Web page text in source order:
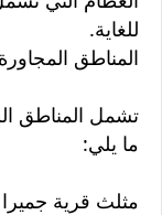
للغاية.
المناطق المجاورة
ما يلي:
مثلث قرية جميرا